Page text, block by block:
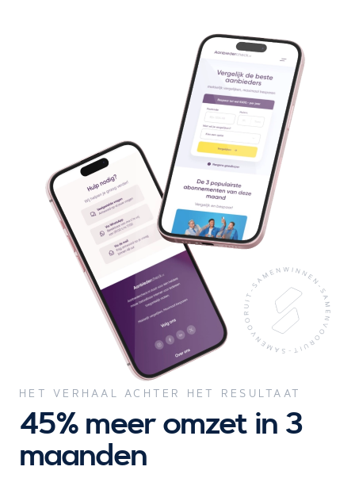
HET VERHAAL ACHTER HET RESULTAAT
45% meer omzet in 3
maanden